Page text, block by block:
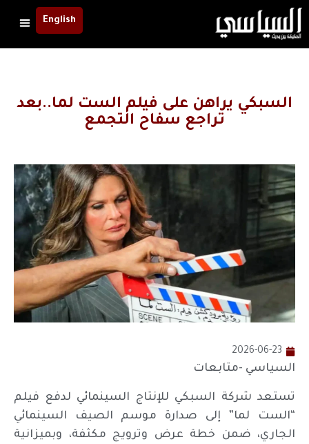
English
السبكي يراهن على فيلم الست لما..بعد
تراجع سفاح التجمع
2026-06-23
السياسي -متابعات
تستعد شركة السبكي للإنتاج السينمائي لدفع فيلم
“الست لما” إلى صدارة موسم الصيف السينمائي
الجاري، ضمن خطة عرض وترويج مكثفة، وبميزانية